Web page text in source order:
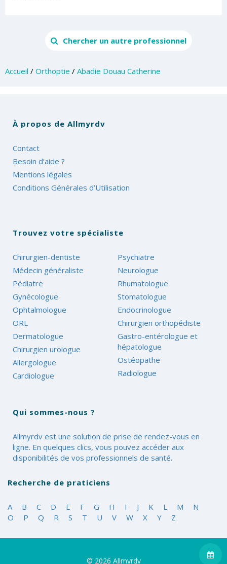
Chercher un autre professionnel
Accueil / Orthoptie / Abadie Douau Catherine
À propos de Allmyrdv
Contact
Besoin d’aide ?
Mentions légales
Conditions Générales d’Utilisation
Trouvez votre spécialiste
Chirurgien-dentiste
Médecin généraliste
Pédiatre
Gynécologue
Ophtalmologue
ORL
Dermatologue
Chirurgien urologue
Allergologue
Cardiologue
Psychiatre
Neurologue
Rhumatologue
Stomatologue
Endocrinologue
Chirurgien orthopédiste
Gastro-entérologue et
hépatologue
Ostéopathe
Radiologue
Qui sommes-nous ?
Allmyrdv est une solution de prise de rendez-vous en
ligne. En quelques clics, vous pouvez accéder aux
disponibilités de vos professionnels de santé.
Recherche de praticiens
A B C D E F G H I J K L M
N
O
P Q R S T U V W X Y Z
© 2026 Allmyrdv